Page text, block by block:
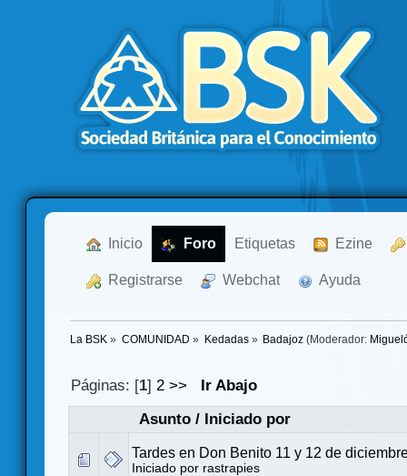
Inicio Foro Etiquetas Ezine
Registrarse Webchat Ayuda
La BSK » COMUNIDAD » Kedadas» Badajoz (Moderador:
Páginas: [1]2 >>
Ir Abajo
Asunto/ Iniciado por
Tardes en Don Benito 11 y 12 de
Iniciado por rastrapies